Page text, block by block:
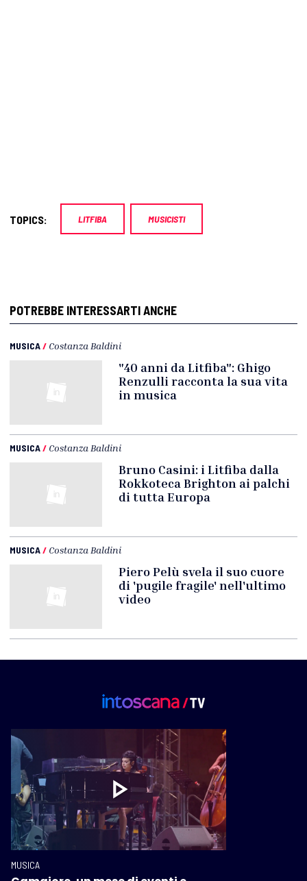
TOPICS: LITFIBA MUSICISTI
POTREBBE INTERESSARTI ANCHE
MUSICA/ Costanza Baldini
"40 anni da Litfiba": Ghigo
Renzulli racconta la sua vita
in musica
MUSICA/ Costanza Baldini
Bruno Casini: i Litfiba dalla
Rokkoteca Brighton ai palchi
di tutta Europa
MUSICA/ Costanza Baldini
Piero Pelù svela il suo cuore
di 'pugile fragile' nell'ultimo
video
MUSICA